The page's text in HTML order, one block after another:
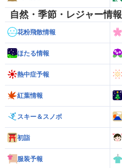
自然・季節・レジャー情報
花粉飛散情報
ほたる情報
熱中症予報
紅葉情報
スキー＆スノボ
初詣
服装予報